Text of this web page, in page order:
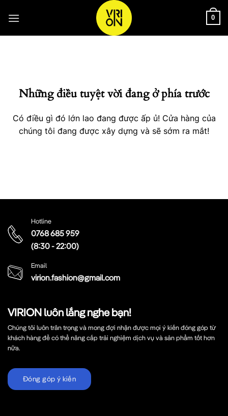
qua
0
Những điều tuyệt vời đang ở phía trước
Có điều gì đó lớn lao đang được ấp ủ! Cửa hàng của
chúng tôi đang được xây dựng và sẽ sớm ra mắt!
VIRION luôn lắng nghe bạn!
Chúng tôi luôn trân trọng và mong đợi nhận được mọi ý kiến đóng góp từ
khách hàng để có thể nâng cấp trải nghiệm dịch vụ và sản phẩm tốt hơn
nữa.
Đóng góp ý kiến
Hotline
0768 685 959
(8:30 - 22:00)
Email
virion.fashion@gmail.com